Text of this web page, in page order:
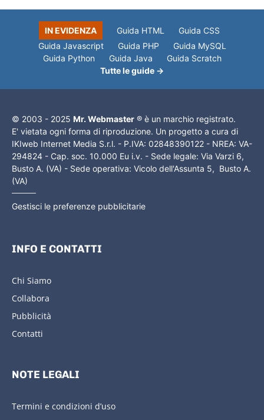
IN EVIDENZA Guida HTML
Guida CSS
Guida Javascript
Guida PHP
Guida MySQL
Guida Python
Guida Java
Guida Scratch
Tutte le guide →
© 2003 - 2025 Mr. Webmaster ® è un marchio registrato.
E' vietata ogni forma di riproduzione. Un progetto a cura di
IKIweb Internet Media S.r.l. - P.IVA: 02848390122 - NREA: VA-
294824 - Cap. soc. 10.000 Eu i.v. - Sede legale: Via Varzi 6,
Busto A. (VA) - Sede operativa: Vicolo dell'Assunta 5, Busto A.
(VA)
Gestisci le preferenze pubblicitarie
INFO E CONTATTI
Chi Siamo
Collabora
Pubblicità
Contatti
NOTE LEGALI
Termini e condizioni d’uso